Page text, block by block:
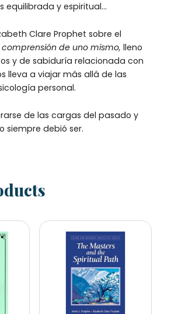
equilibrada y espiritual…
Clare Prophet sobre el
comprensión de uno mismo, lleno
y de sabiduría relacionada con
lleva a viajar más allá de las
personal.
de las cargas del pasado y
siempre debió ser.